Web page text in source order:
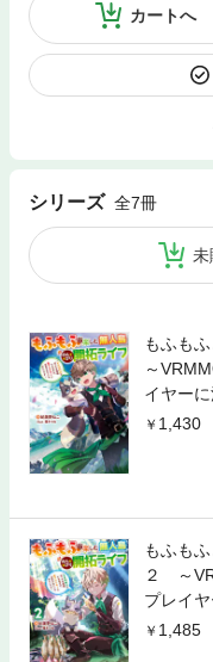
カートへ
シリーズ 全7冊
未
もふも
～
イヤー
1,430
もふも
２ ～
プレイ
1,485